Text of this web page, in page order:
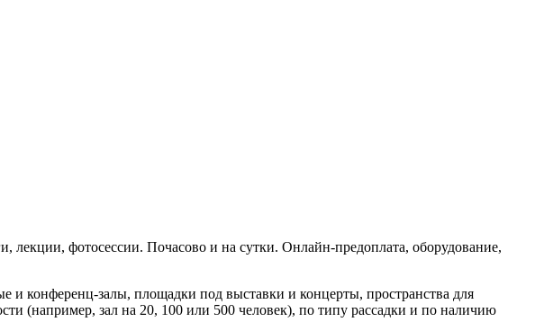
фотосессии. Почасово и на сутки. Онлайн‑предоплата, оборудование,
конференц‑залы, площадки под выставки и концерты, пространства для
(например, зал на 20, 100 или 500 человек), по типу рассадки и по наличию